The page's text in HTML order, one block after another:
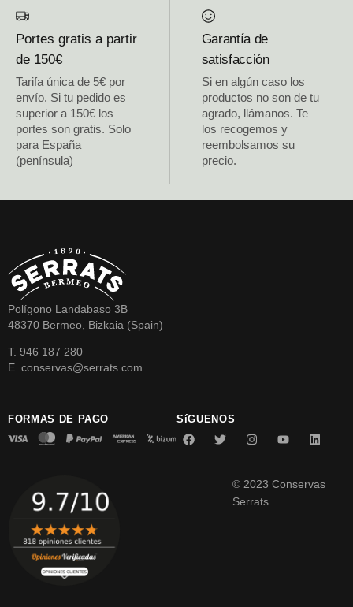
Portes gratis a partir
de 150€
Tarifa única de 5€ por
envío. Si tu pedido es
superior a 150€ los
portes son gratis. Solo
para España
(península)
Garantía de
satisfacción
Si en algún caso los
productos no son de tu
agrado, llámanos. Te
los recogemos y
reembolsamos su
precio.
Polígono Landabaso 3B
48370 Bermeo, Bizkaia (Spain)
T. 946 187 280
E. conservas@serrats.com
FORMAS DE PAGO SíGUENOS
© 2023 Conservas
Serrats